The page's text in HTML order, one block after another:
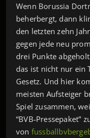
Wenn Borussia
beherbergt, dann
den letzten zehn
gegen jede neu
drei Punkte
das ist nicht nur ein
Gesetz. Und hier
meisten Aufsteiger
Spiel zusammen,
“BVB‑Pressepaket”
von